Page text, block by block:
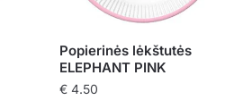
Popierinės lėkštutės
ELEPHANT PINK
€ 4.50